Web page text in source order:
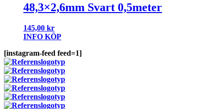
48,3×2,6mm Svart 0,5meter
145,00 kr
INFO KÖP
[instagram-feed feed=1]